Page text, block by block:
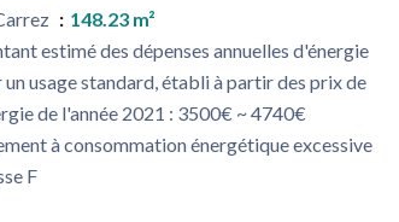
148.23 m²
estimé des dépenses annuelles d'énergie
un usage standard, établi à partir des prix de
de l'année 2021 : 3500€ ~ 4740€
à consommation énergétique excessive
F